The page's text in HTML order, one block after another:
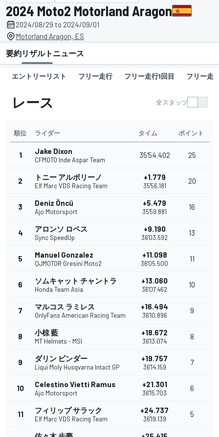
2024 Moto2 Motorland Aragon
2024/08/29 to 2024/09/01
Motorland Aragon, ES
要約リザルト ニュース
エントリーリスト フリー走行 フリー走行1回目 フリー走
レース 全スタッツ
順位 ライダー タイム ポイント
1 Jake Dixon
CFMOTO Inde Aspar Team
35'54.402 25
2 トニー アルボリーノ
Elf Marc VDS Racing Team
+1.779
35'56.181
20
3 Deniz Öncü
Ajo Motorsport
+5.479
35'59.881
16
4 アロンソ ロペス
Sync SpeedUp
+9.190
36'03.592
13
5 Manuel Gonzalez
QJMOTOR Gresini Moto2
+11.098
36'05.500
11
6 ソムキャット チャントラ
Honda Team Asia
+13.060
36'07.462
10
7 マルコス ラミレス
OnlyFans American Racing Team
+16.494
36'10.896
9
8 小椋 藍
MT Helmets - MSI
+18.672
36'13.074
8
9 ダリン ビンダー
Liqui Moly Husqvarna Intact GP
+19.757
36'14.159
7
10 Celestino Vietti Ramus
Ajo Motorsport
+21.301
36'15.703
6
11 フィリップ サラック
Elf Marc VDS Racing Team
+24.737
36'19.139
5